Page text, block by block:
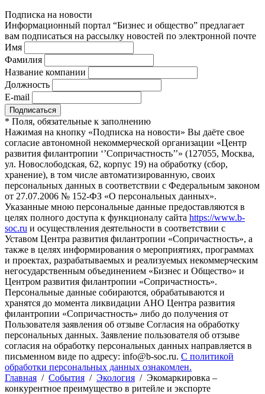
Подписка на новости
Информационный портал “Бизнес и общество” предлагает
вам подписаться на рассылку новостей по электронной почте
Имя
Фамилия
Название компании
Должность
E-mail
* Поля, обязательные к заполнению
Нажимая на кнопку «Подписка на новости» Вы даёте свое
согласие автономной некоммерческой организации «Центр
развития филантропии ‘’Сопричастность’’» (127055, Москва,
ул. Новослободская, 62, корпус 19) на обработку (сбор,
хранение), в том числе автоматизированную, своих
персональных данных в соответствии с Федеральным законом
от 27.07.2006 № 152-ФЗ «О персональных данных».
Указанные мною персональные данные предоставляются в
целях полного доступа к функционалу сайта https://www.b-
soc.ru и осуществления деятельности в соответствии с
Уставом Центра развития филантропии «Сопричастность», а
также в целях информирования о мероприятиях, программах
и проектах, разрабатываемых и реализуемых некоммерческим
негосударственным объединением «Бизнес и Общество» и
Центром развития филантропии «Сопричастность».
Персональные данные собираются, обрабатываются и
хранятся до момента ликвидации АНО Центра развития
филантропии «Сопричастность» либо до получения от
Пользователя заявления об отзыве Согласия на обработку
персональных данных. Заявление пользователя об отзыве
согласия на обработку персональных данных направляется в
письменном виде по адресу: info@b-soc.ru. С политикой
обработки персональных данных ознакомлен.
Главная / События / Экология / Экомаркировка –
конкурентное преимущество в ритейле и экспорте